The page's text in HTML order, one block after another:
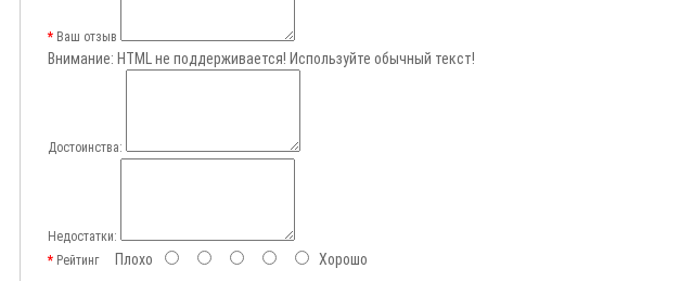
Ваш отзыв
Внимание: HTML не поддерживается! Используйте обычный текст!
Достоинства:
Недостатки:
РейтингПлохо Хорошо